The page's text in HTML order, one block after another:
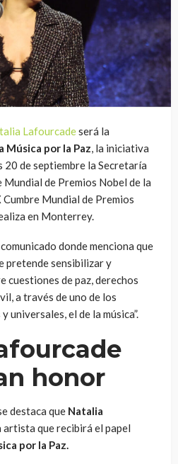
Lafourcadeserá la
Música por la Paz, la iniciativa
20 de septiembre la Secretaría
Mundial de Premios Nobel de la
Cumbre Mundial de Premios
en Monterrey.
donde menciona que
pretende sensibilizar y
cuestiones de paz, derechos
a través de uno de los
universales, el de la música”.
honor
destaca que Natalia
artista que recibirá el papel
por la Paz.